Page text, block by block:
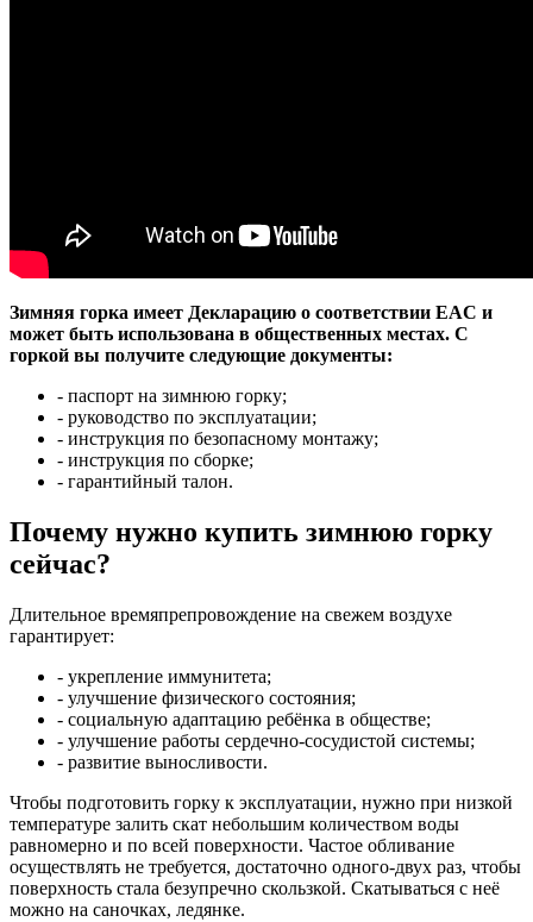
Зимняя горка имеет Декларацию о соответствии EAC и
может быть использована в общественных местах. С
горкой вы получите следующие документы:
- паспорт на зимнюю горку;
- руководство по эксплуатации;
- инструкция по безопасному монтажу;
- инструкция по сборке;
- гарантийный талон.
Почему нужно купить зимнюю горку
сейчас?
Длительное времяпрепровождение на свежем воздухе
гарантирует:
- укрепление иммунитета;
- улучшение физического состояния;
- социальную адаптацию ребёнка в обществе;
- улучшение работы сердечно-сосудистой системы;
- развитие выносливости.
Чтобы подготовить горку к эксплуатации, нужно при низкой
температуре залить скат небольшим количеством воды
равномерно и по всей поверхности. Частое обливание
осуществлять не требуется, достаточно одного-двух раз, чтобы
поверхность стала безупречно скользкой. Скатываться с неё
можно на саночках, ледянке.